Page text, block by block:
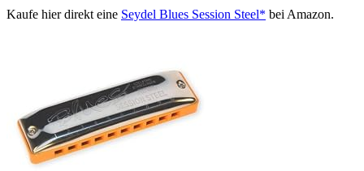
Kaufe hier direkt eine Seydel Blues Session Steel* bei Amazon.